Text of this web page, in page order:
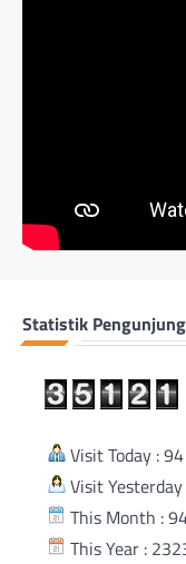
Statistik Pengunjung
Visit Today : 94
Visit
This Month :
This Year :